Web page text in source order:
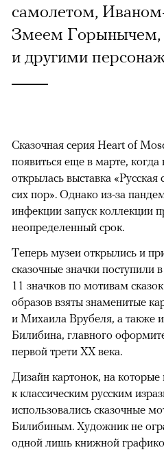
самолетом,
Змеем Горынычем,
и другими
Сказочная серия Heart of
появиться еще в марте, когда
открылась выставка
сих пор». Однако из-за
инфекции запуск коллекции
неопределенный срок.
Теперь музеи открылись и
сказочные значки
11 значков по мотивам
образов взяты знаменитые
и Михаила Врубеля, а также
Билибина, главного
первой трети ХХ века.
Дизайн картонок, на которые
к классическим русским
использовались сказочные
Билибиным. Художник не
одной лишь книжной